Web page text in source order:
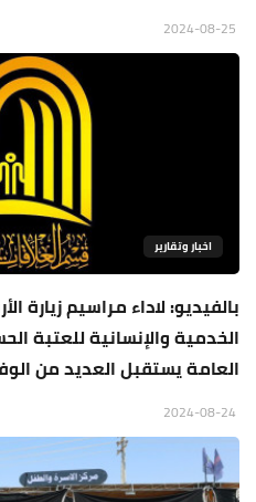
اخبار وتقارير
بالفيديو: لاداء مراسيم زيارة
الخدمية والإنسانية للعتبة
العامة يستقبل العديد من